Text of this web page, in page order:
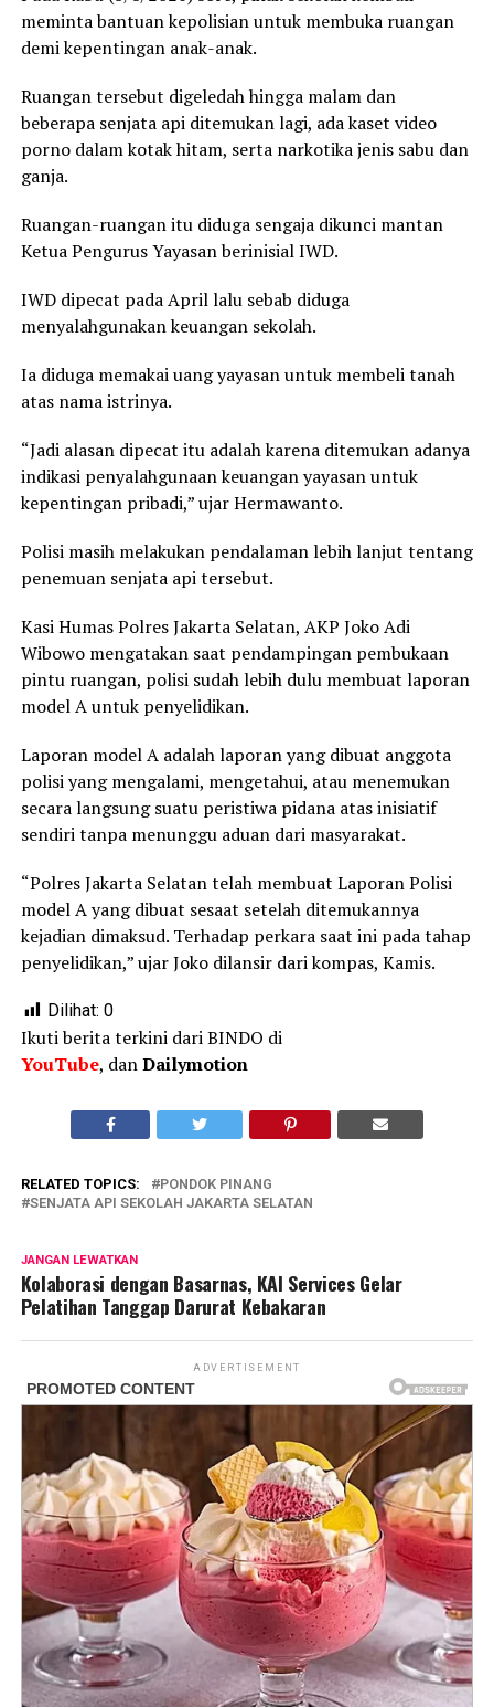
meminta bantuan kepolisian untuk membuka ruangan
demi kepentingan anak-anak.
Ruangan tersebut digeledah hingga malam dan
beberapa senjata api ditemukan lagi, ada kaset video
porno dalam kotak hitam, serta narkotika jenis sabu dan
ganja.
Ruangan-ruangan itu diduga sengaja dikunci mantan
Ketua Pengurus Yayasan berinisial IWD.
IWD dipecat pada April lalu sebab diduga
menyalahgunakan keuangan sekolah.
Ia diduga memakai uang yayasan untuk membeli tanah
atas nama istrinya.
“Jadi alasan dipecat itu adalah karena ditemukan adanya
indikasi penyalahgunaan keuangan yayasan untuk
kepentingan pribadi,” ujar Hermawanto.
Polisi masih melakukan pendalaman lebih lanjut tentang
penemuan senjata api tersebut.
Kasi Humas Polres Jakarta Selatan, AKP Joko Adi
Wibowo mengatakan saat pendampingan pembukaan
pintu ruangan, polisi sudah lebih dulu membuat laporan
model A untuk penyelidikan.
Laporan model A adalah laporan yang dibuat anggota
polisi yang mengalami, mengetahui, atau menemukan
secara langsung suatu peristiwa pidana atas inisiatif
sendiri tanpa menunggu aduan dari masyarakat.
“Polres Jakarta Selatan telah membuat Laporan Polisi
model A yang dibuat sesaat setelah ditemukannya
kejadian dimaksud. Terhadap perkara saat ini pada tahap
penyelidikan,” ujar Joko dilansir dari kompas, Kamis.
Dilihat: 0
Ikuti berita terkini dari BINDO di
YouTube, danDailymotion
RELATED TOPICS:
PONDOK PINANG
SENJATA API SEKOLAH JAKARTA SELATAN
JANGAN LEWATKAN
Kolaborasi dengan Basarnas, KAI Services Gelar
Pelatihan Tanggap Darurat Kebakaran
ADVERTISEMENT